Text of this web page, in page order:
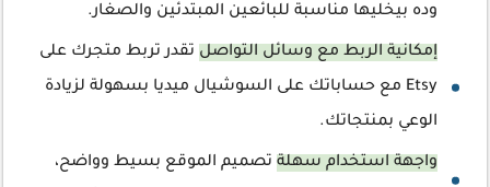
وده بيخليها مناسبة للبائعين المبتدئين والصغار.
إمكانية الربط مع وسائل التواصل تقدر تربط متجرك على
Etsy مع حساباتك على السوشيال ميديا بسهولة لزيادة
الوعي بمنتجاتك.
واجهة استخدام سهلة تصميم الموقع بسيط وواضح،